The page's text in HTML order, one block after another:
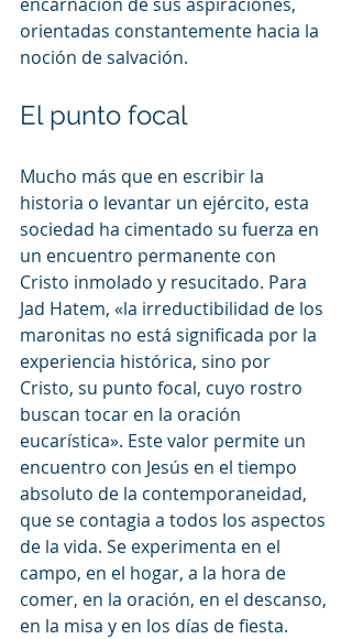
orientadas constantemente hacia la
noción de salvación.
El punto focal
Mucho más que en escribir la
historia o levantar un ejército, esta
sociedad ha cimentado su fuerza en
un encuentro permanente con
Cristo inmolado y resucitado. Para
Jad Hatem, «la irreductibilidad de los
maronitas no está significada por la
experiencia histórica, sino por
Cristo, su punto focal, cuyo rostro
buscan tocar en la oración
eucarística». Este valor permite un
encuentro con Jesús en el tiempo
absoluto de la contemporaneidad,
que se contagia a todos los aspectos
de la vida. Se experimenta en el
campo, en el hogar, a la hora de
comer, en la oración, en el descanso,
en la misa y en los días de fiesta.